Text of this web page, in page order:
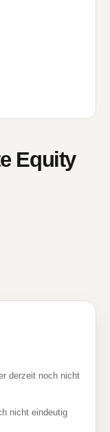
Equity
derzeit noch nicht
nicht eindeutig